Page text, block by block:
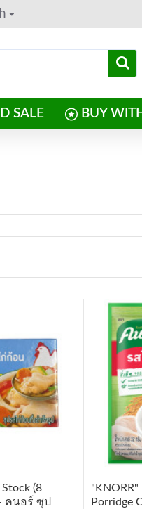
SALE BUY
(8
คนอร์ ซุป
"KNORR"
Porridge